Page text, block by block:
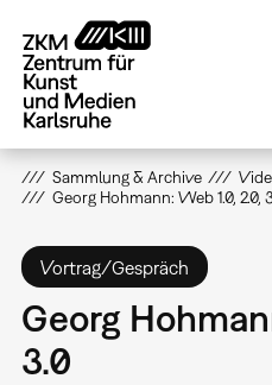
zum
Inhalt
Sammlung & Archive
Georg Hohmann: Web 1.0, 2.0,
Vortrag/Gespräch
Georg
3.0